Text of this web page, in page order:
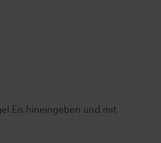
Eis hineingeben und mit